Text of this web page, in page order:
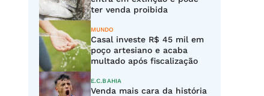
ter venda proibida
MUNDO
Casal investe R$ 45 mil em
poço artesiano e acaba
multado após fiscalização
E.C.BAHIA
Venda mais cara da história